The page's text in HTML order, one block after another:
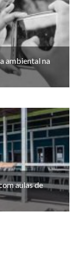
ambiental na
aulas de